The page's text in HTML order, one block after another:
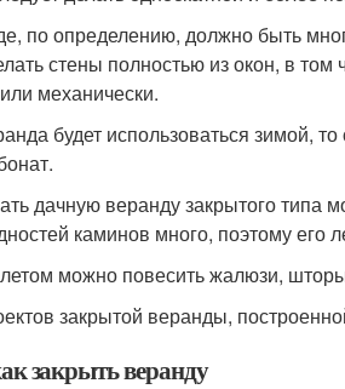
по определению, должно быть
стены полностью из окон, в
механически.
будет использоваться зимой,
дачную веранду закрытого
каминов много, поэтому его
можно повесить жалюзи,
закрытой веранды,
закрыть веранду